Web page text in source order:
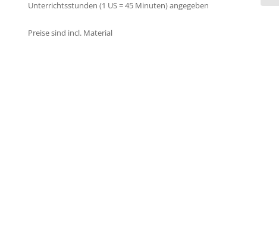
Unterrichtsstunden (1 US = 45 Minuten) angegeben
Preise sind incl. Material